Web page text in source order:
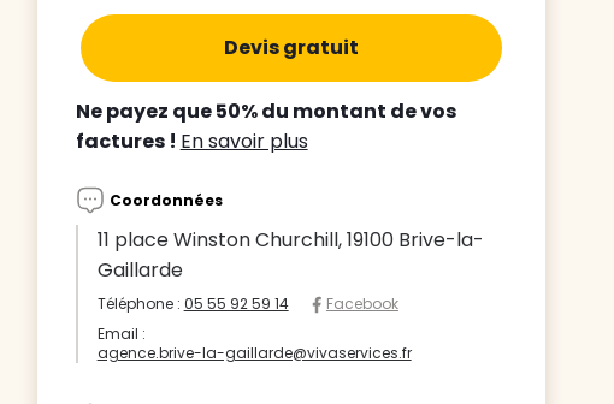
le
de votre enfant
à
mon agence
Ne payez que 50% du montant de vos
factures ! En savoir plus
Coordonnées
11 place Winston Churchill, 19100 Brive-la-
Gaillarde
Téléphone : 05 55 92 59 14
Facebook
Email :
agence.brive-la-gaillarde@vivaservices.fr